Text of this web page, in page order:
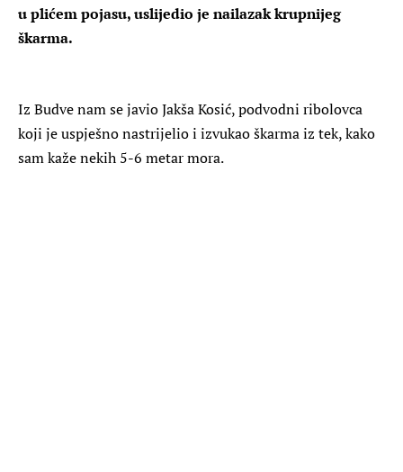
u plićem pojasu, uslijedio je nailazak krupnijeg
škarma.
Iz Budve nam se javio Jakša Kosić, podvodni ribolovca
koji je uspješno nastrijelio i izvukao škarma iz tek, kako
sam kaže nekih 5-6 metar mora.